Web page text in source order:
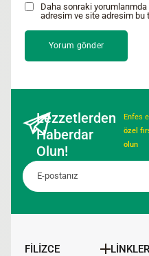
Daha sonraki
adresim ve site adresim bu
Lezzetlerden
Haberdar
Olun!
Enfes
özel
olun
FİLİZCE LİNKLER